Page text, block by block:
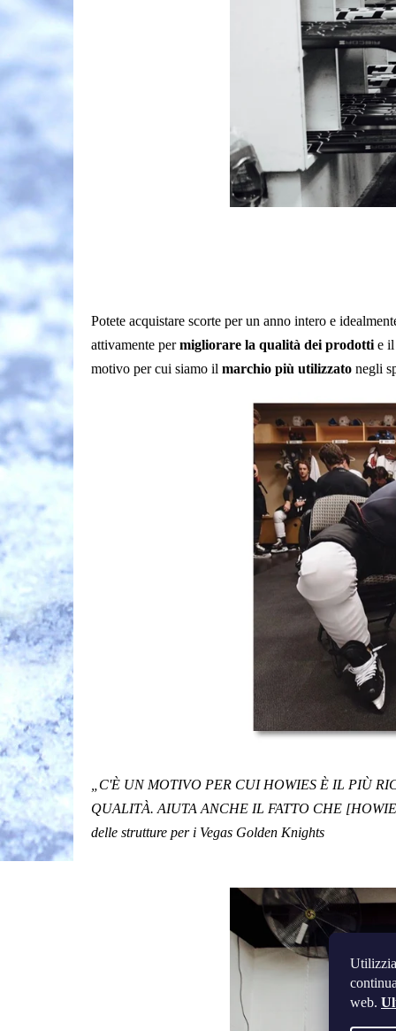
web.
Potete acquistare scorte per un anno intero e
attivamente permigliorare la qualità dei prodotti e
motivo per cui siamo il marchio più utilizzato negli
„C'È UN MOTIVO PER CUI HOWIES È IL PIÙ
QUALITÀ. AIUTA ANCHE IL FATTO CHE
delle strutture per i Vegas Golden Knights